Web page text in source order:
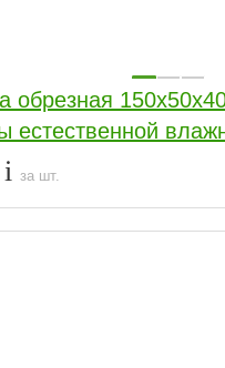
обрезная
естественной
за шт.